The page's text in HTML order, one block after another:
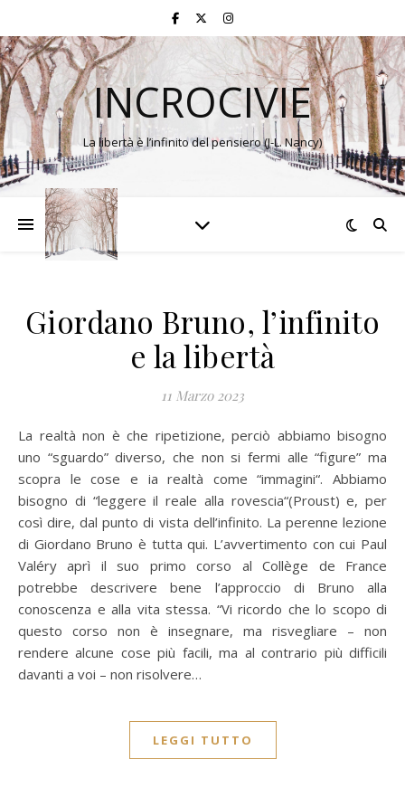
INCROCIVIE
La libertà è l’infinito del pensiero (J-L. Nancy)
Giordano Bruno, l’infinito
e la libertà
11 Marzo 2023
La realtà non è che ripetizione, perciò abbiamo bisogno
uno “sguardo” diverso, che non si fermi alle “figure” ma
scopra le cose e ia realtà come “immagini“. Abbiamo
bisogno di “leggere il reale alla rovescia“(Proust) e, per
così dire, dal punto di vista dell’infinito. La perenne lezione
di Giordano Bruno è tutta qui. L’avvertimento con cui Paul
Valéry aprì il suo primo corso al Collège de France
potrebbe descrivere bene l’approccio di Bruno alla
conoscenza e alla vita stessa. “Vi ricordo che lo scopo di
questo corso non è insegnare, ma risvegliare – non
rendere alcune cose più facili, ma al contrario più difficili
davanti a voi – non risolvere…
LEGGI TUTTO